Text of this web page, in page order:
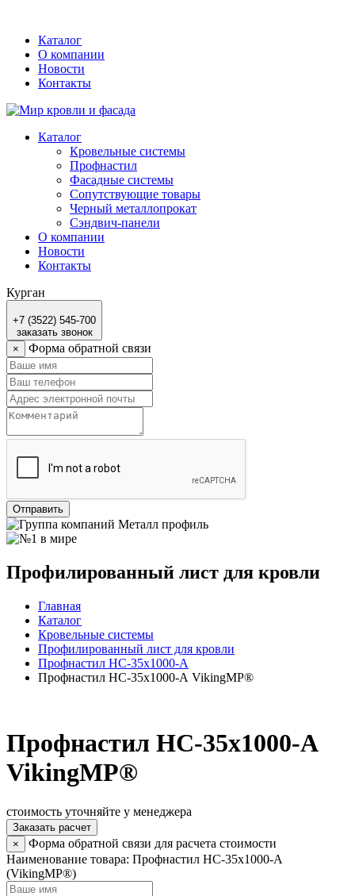
Каталог
О компании
Новости
Контакты
Каталог
Кровельные системы
Профнастил
Фасадные системы
Сопутствующие товары
Черный металлопрокат
Сэндвич-панели
О компании
Новости
Контакты
Курган
+7 (3522) 545-700
заказать звонок
×
Форма обратной связи
Отправить
Профилированный лист для кровли
Главная
Каталог
Кровельные системы
Профилированный лист для кровли
Профнастил НС-35х1000-А
Профнастил НС-35х1000-А VikingMP®
Профнастил НС-35х1000-А
VikingMP®
стоимость уточняйте у менеджера
Заказать расчет
×
Форма обратной связи для расчета стоимости
Наименование товара: Профнастил НС-35х1000-А
(VikingMP®)